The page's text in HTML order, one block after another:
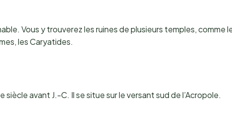
Vous y trouverez les ruines de plusieurs temples, comme
les Caryatides.
avant J.-C. Il se situe sur le versant sud de l’Acropole.